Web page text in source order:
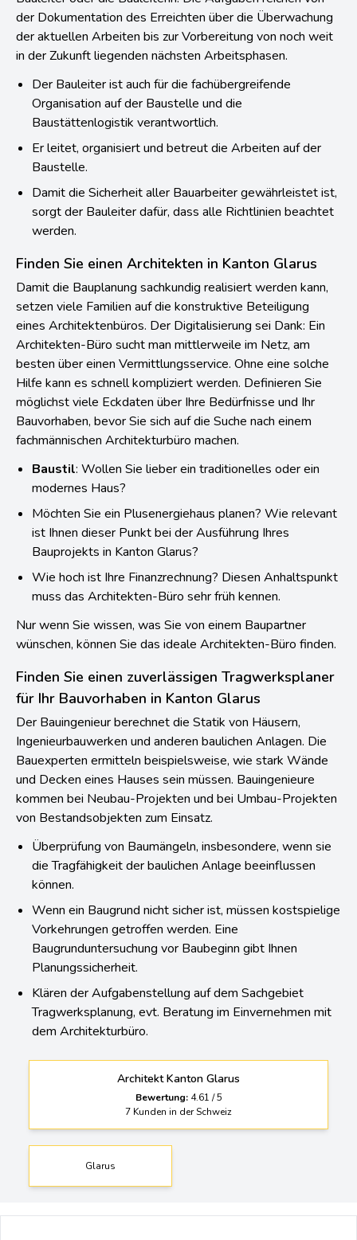
der Dokumentation des Erreichten über die Überwachung
der aktuellen Arbeiten bis zur Vorbereitung von noch weit
in der Zukunft liegenden nächsten Arbeitsphasen.
Der Bauleiter ist auch für die fachübergreifende
Organisation auf der Baustelle und die
Baustättenlogistik verantwortlich.
Er leitet, organisiert und betreut die Arbeiten auf der
Baustelle.
Damit die Sicherheit aller Bauarbeiter gewährleistet ist,
sorgt der Bauleiter dafür, dass alle Richtlinien beachtet
werden.
Finden Sie einen Architekten in Kanton Glarus
Damit die Bauplanung sachkundig realisiert werden kann,
setzen viele Familien auf die konstruktive Beteiligung
eines Architektenbüros. Der Digitalisierung sei Dank: Ein
Architekten-Büro sucht man mittlerweile im Netz, am
besten über einen Vermittlungsservice. Ohne eine solche
Hilfe kann es schnell kompliziert werden. Definieren Sie
möglichst viele Eckdaten über Ihre Bedürfnisse und Ihr
Bauvorhaben, bevor Sie sich auf die Suche nach einem
fachmännischen Architekturbüro machen.
Baustil: Wollen Sie lieber ein traditionelles oder ein
modernes Haus?
Möchten Sie ein Plusenergiehaus planen? Wie relevant
ist Ihnen dieser Punkt bei der Ausführung Ihres
Bauprojekts in Kanton Glarus?
Wie hoch ist Ihre Finanzrechnung? Diesen Anhaltspunkt
muss das Architekten-Büro sehr früh kennen.
Nur wenn Sie wissen, was Sie von einem Baupartner
wünschen, können Sie das ideale Architekten-Büro finden.
Finden Sie einen zuverlässigen Tragwerksplaner
für Ihr Bauvorhaben in Kanton Glarus
Der Bauingenieur berechnet die Statik von Häusern,
Ingenieurbauwerken und anderen baulichen Anlagen. Die
Bauexperten ermitteln beispielsweise, wie stark Wände
und Decken eines Hauses sein müssen. Bauingenieure
kommen bei Neubau-Projekten und bei Umbau-Projekten
von Bestandsobjekten zum Einsatz.
Überprüfung von Baumängeln, insbesondere, wenn sie
die Tragfähigkeit der baulichen Anlage beeinflussen
können.
Wenn ein Baugrund nicht sicher ist, müssen kostspielige
Vorkehrungen getroffen werden. Eine
Baugrunduntersuchung vor Baubeginn gibt Ihnen
Planungssicherheit.
Klären der Aufgabenstellung auf dem Sachgebiet
Tragwerksplanung, evt. Beratung im Einvernehmen mit
dem Architekturbüro.
Architekt Kanton Glarus
Bewertung: 4.61 /5
7 Kunden in der Schweiz
Glarus